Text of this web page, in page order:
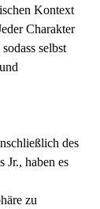
Kontext
Charakter
selbst
des
Jr., haben es
zu